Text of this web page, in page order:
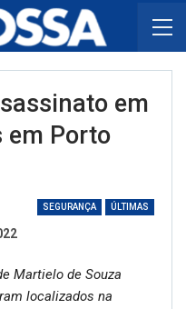
em
em Porto
SEGURANÇA ÚLTIMAS
Martielo de Souza
localizados na